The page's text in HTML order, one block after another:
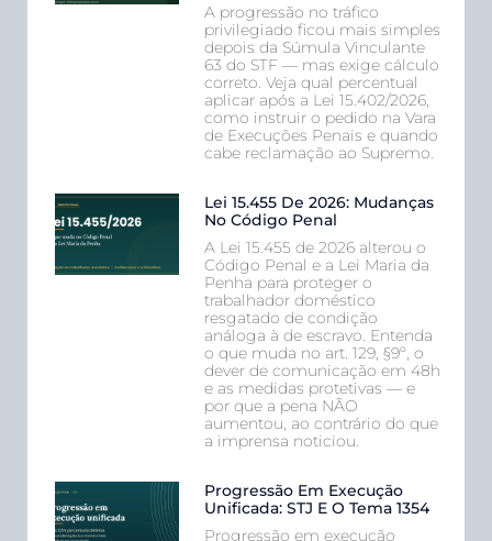
A progressão no tráfico
privilegiado ficou mais simples
depois da Súmula Vinculante
63 do STF — mas exige cálculo
correto. Veja qual percentual
aplicar após a Lei 15.402/2026,
como instruir o pedido na Vara
de Execuções Penais e quando
cabe reclamação ao Supremo.
Lei 15.455 De 2026: Mudanças
No Código Penal
A Lei 15.455 de 2026 alterou o
Código Penal e a Lei Maria da
Penha para proteger o
trabalhador doméstico
resgatado de condição
análoga à de escravo. Entenda
o que muda no art. 129, §9º, o
dever de comunicação em 48h
e as medidas protetivas — e
por que a pena NÃO
aumentou, ao contrário do que
a imprensa noticiou.
Progressão Em Execução
Unificada: STJ E O Tema 1354
Progressão em execução